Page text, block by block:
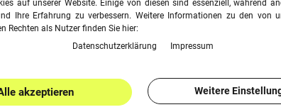
auf unserer Website. Einige von diesen sind essenziell, während
Ihre Erfahrung zu verbessern. Weitere Informationen zu den von
Rechten als Nutzer finden Sie hier:
Daten­schutz­erklärung
Impressum
akzeptieren Weitere